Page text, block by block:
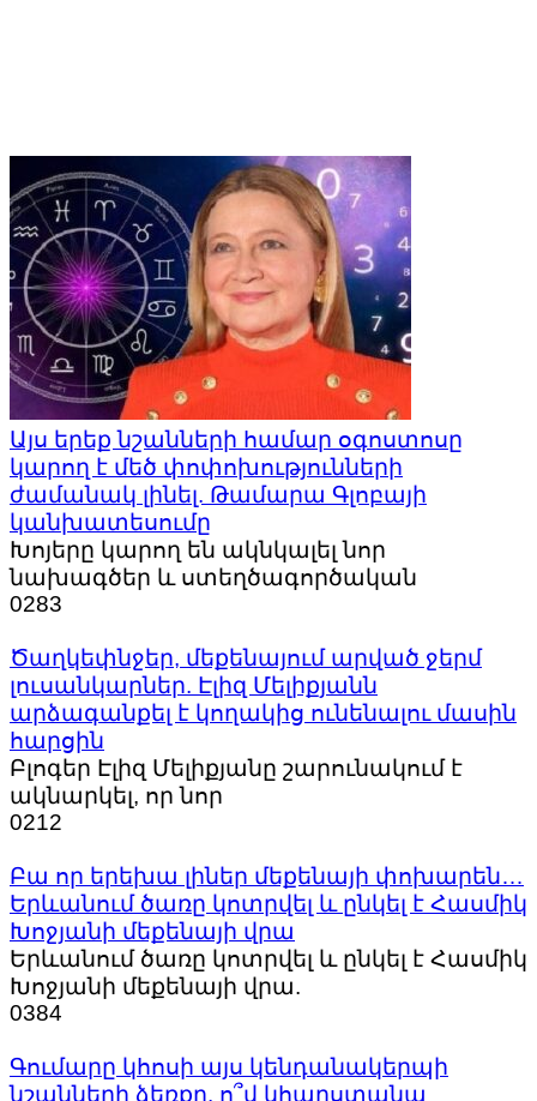
Այս երեք նշանների համար օգոստոսը
կարող է մեծ փոփոխությունների
ժամանակ լինել. Թամարա Գլոբայի
կանխատեսումը
Խոյերը կարող են ակնկալել նոր
նախագծեր և ստեղծագործական
0283
Ծաղկեփնջեր, մեքենայում արված ջերմ
լուսանկարներ. Էլիզ Մելիքյանն
արձագանքել է կողակից ունենալու մասին
հարցին
Բլոգեր Էլիզ Մելիքյանը շարունակում է
ակնարկել, որ նոր
0212
Բա որ երեխա լիներ մեքենայի փոխարեն…
Երևանում ծառը կոտրվել և ընկել է Հասմիկ
Խոջյանի մեքենայի վրա
Երևանում ծառը կոտրվել և ընկել է Հասմիկ
Խոջյանի մեքենայի վրա.
0384
Գումարը կհոսի այս կենդանակերպի
նշանների ձեռքը. ո՞վ կհարստանա